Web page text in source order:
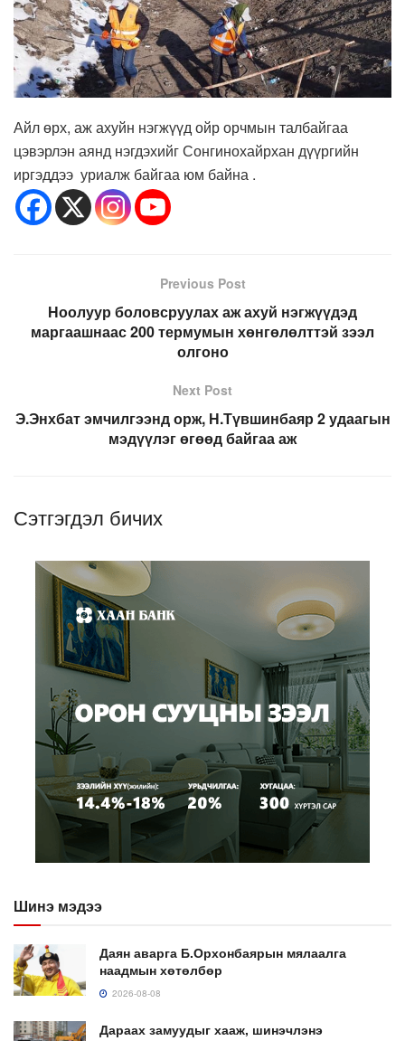
Айл өрх, аж ахуйн нэгжүүд ойр орчмын талбайгаа
цэвэрлэн аянд нэгдэхийг Сонгинохайрхан дүүргийн
иргэддээ уриалж байгаа юм байна .
Previous Post
Ноолуур боловсруулах аж ахуй нэгжүүдэд
маргаашнаас 200 термумын хөнгөлөлттэй зээл
олгоно
Next Post
Э.Энхбат эмчилгээнд орж, Н.Түвшинбаяр 2 удаагын
мэдүүлэг өгөөд байгаа аж
Сэтгэгдэл бичих
Шинэ мэдээ
Даян аварга Б.Орхонбаярын мялаалга
наадмын хөтөлбөр
2026-08-08
Дараах замуудыг хааж, шинэчлэнэ